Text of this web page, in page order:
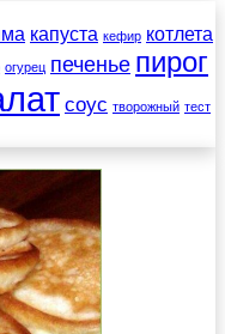
капуста кефир котлета
огурец печенье пирог
соус творожный тест